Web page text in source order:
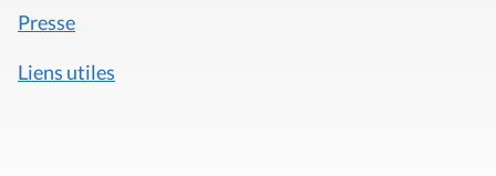
Presse
Liens utiles